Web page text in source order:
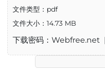
文件类型：pdf
文件大小：14.73 MB
下载密码：Webfree.net